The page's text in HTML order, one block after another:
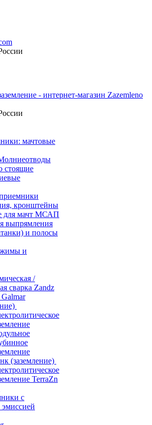
мачтовые
стоящие
кронштейны
для мачт МСАП
выпрямления
и полосы
и
/
сварка Zandz
(заземление)
TerraZn
с